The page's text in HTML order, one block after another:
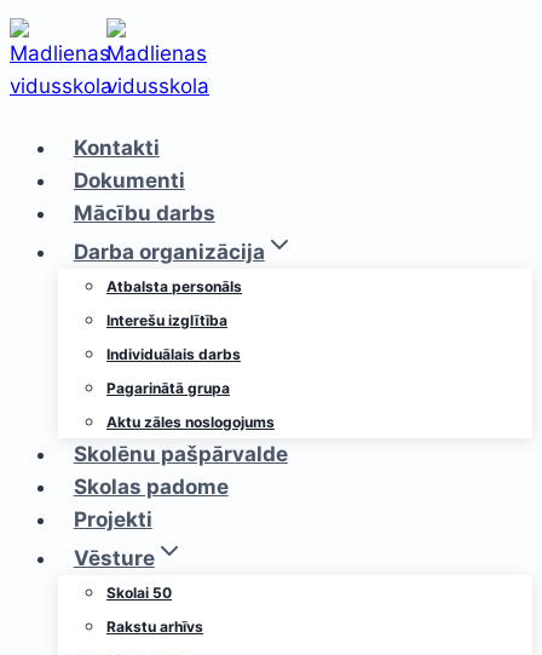
Skip
to
content
Kontakti
Dokumenti
Mācību darbs
Darba organizācija
Atbalsta personāls
Interešu izglītība
Individuālais darbs
Pagarinātā grupa
Aktu zāles noslogojums
Skolēnu pašpārvalde
Skolas padome
Projekti
Vēsture
Skolai 50
Rakstu arhīvs